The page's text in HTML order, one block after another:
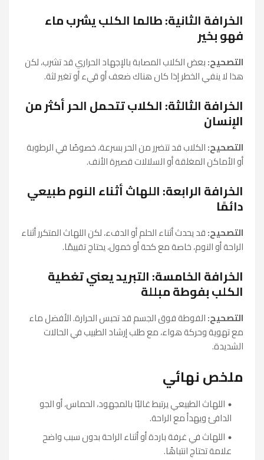
الخرافة الثانية: طالما الكلب يشرب ماء
فهو بخير
التصحيح:بعض الكلاب المصابة بالإجهاد الحراري قد تشرب، لكن
هذا لا ينفي الخطر إذا كان هناك ضعف أو قيء أو تغير لثة.
الخرافة الثالثة: الكلاب تتحمل الحر أكثر من
الإنسان
التصحيح:الكلاب قد تتضرر من الحر بسرعة، خصوصًا في الرطوبة
أو الأماكن المغلقة أو السلالات قصيرة الأنف.
الخرافة الرابعة: اللهاث أثناء النوم طبيعي
دائمًا
التصحيح:قد يحدث أثناء الحلم أو الدفء، لكن اللهاث المتكرر أثناء
الراحة أو النوم، خاصة مع كحة أو خمول، يحتاج تقييمًا.
الخرافة الخامسة: التبريد يعني تغطية
الكلب بفوطة مبللة
التصحيح:الفوطة فوق الجسم قد تحبس الحرارة. الأفضل ماء
مع تهوية وحركة هواء، مع طلب إرشاد الطبيب في الحالات
الشديدة.
ملخص نهائي
اللهاث الطبيعي يرتبط غالبًا بالمجهود، الحماس، أو الجو
الدافئ ويهدأ مع الراحة.
اللهاث في غرفة باردة أو أثناء الراحة بدون سبب واضح
علامة تحتاج انتباهًا.